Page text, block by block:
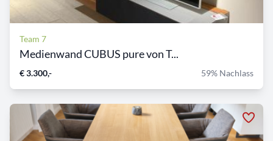
Team 7
Medienwand CUBUS pure von T...
€ 3.300,- 59% Nachlass